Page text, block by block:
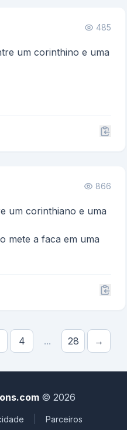
485
um corinthino e uma
866
um corinthiano e uma
mete a faca em uma
4 ... 28 →
© 2026
Parceiros